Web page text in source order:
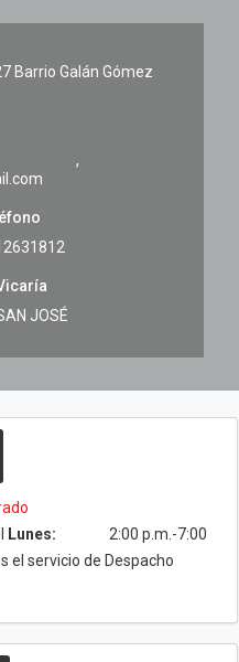
Barrio Galán Gómez
,
JOSÉ
Lunes:
2:00 p.m.-7:00
el servicio de Despacho